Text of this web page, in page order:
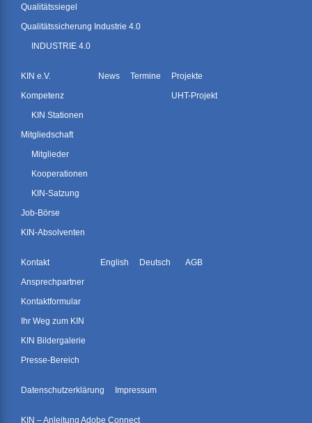
Qualitätssiegel
Qualitätssicherung Industrie 4.0
INDUSTRIE 4.0
KIN e.V.
Kompetenz
KIN Stationen
Mitgliedschaft
Mitglieder
Kooperationen
KIN-Satzung
Job-Börse
KIN-Absolventen
News Termine
Projekte
UHT-Projekt
Kontakt
Ansprechpartner
Kontaktformular
Ihr Weg zum KIN
KIN Bildergalerie
Presse-Bereich
English Deutsch AGB
Datenschutzerklärung Impressum
KIN – Anleitung Adobe Connect